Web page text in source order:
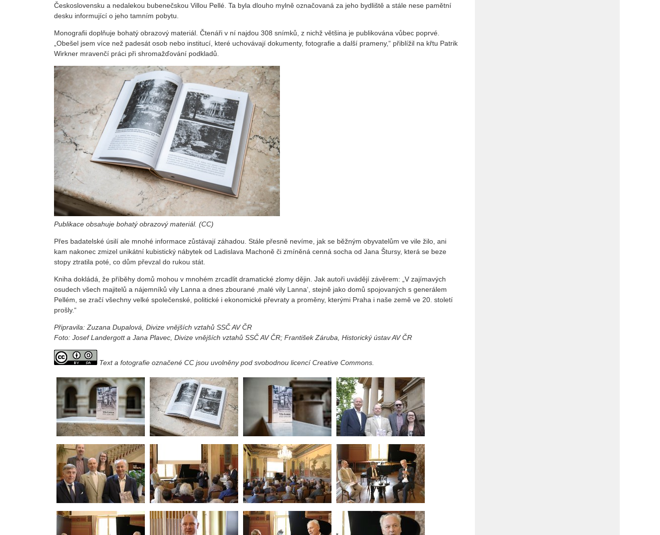
Československu a nedalekou bubenečskou Villou Pellé. Ta byla dlouho mylně označovaná za jeho bydliště a stále nese pamětní
desku informující o jeho tamním pobytu.
Monografii doplňuje bohatý obrazový materiál. Čtenáři v ní najdou 308 snímků, z nichž většina je publikována vůbec poprvé.
„Obešel jsem více než padesát osob nebo institucí, které uchovávají dokumenty, fotografie a další prameny,“ přiblížil na křtu Patrik
Wirkner mravenčí práci při shromažďování podkladů.
Publikace obsahuje bohatý obrazový materiál. (CC)
Přes badatelské úsilí ale mnohé informace zůstávají záhadou. Stále přesně nevíme, jak se běžným obyvatelům ve vile žilo, ani
kam nakonec zmizel unikátní kubistický nábytek od Ladislava Machoně či zmíněná cenná socha od Jana Štursy, která se beze
stopy ztratila poté, co dům převzal do rukou stát.
Kniha dokládá, že příběhy domů mohou v mnohém zrcadlit dramatické zlomy dějin. Jak autoři uvádějí závěrem: „V zajímavých
osudech všech majitelů a nájemníků vily Lanna a dnes zbourané ‚malé vily Lanna‘, stejně jako domů spojovaných s generálem
Pellém, se zračí všechny velké společenské, politické i ekonomické převraty a proměny, kterými Praha i naše země ve 20. století
prošly.“
Připravila: Zuzana Dupalová, Divize vnějších vztahů SSČ AV ČR
Foto: Josef Landergott a Jana Plavec, Divize vnějších vztahů SSČ AV ČR; František Záruba, Historický ústav AV ČR
Text a fotografie označené CC jsou uvolněny pod svobodnou licencí Creative Commons.